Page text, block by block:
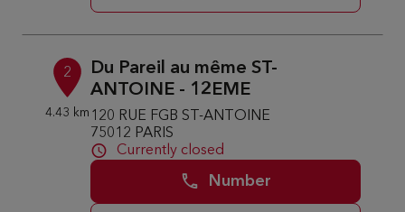
2
4.43 km
Du Pareil au même ST-
ANTOINE - 12EME
120 RUE FGB ST-ANTOINE
75012 PARIS
Currently closed
Number